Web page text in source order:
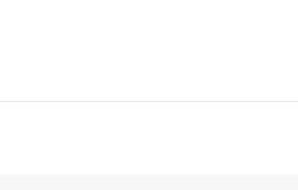
Productos Populares